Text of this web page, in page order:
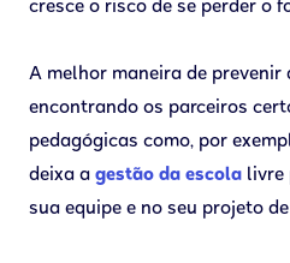
cresce o risco de se perder o
A melhor maneira de prevenir
encontrando os parceiros
pedagógicas como, por
deixa a gestão da escola livre
sua equipe e no seu projeto